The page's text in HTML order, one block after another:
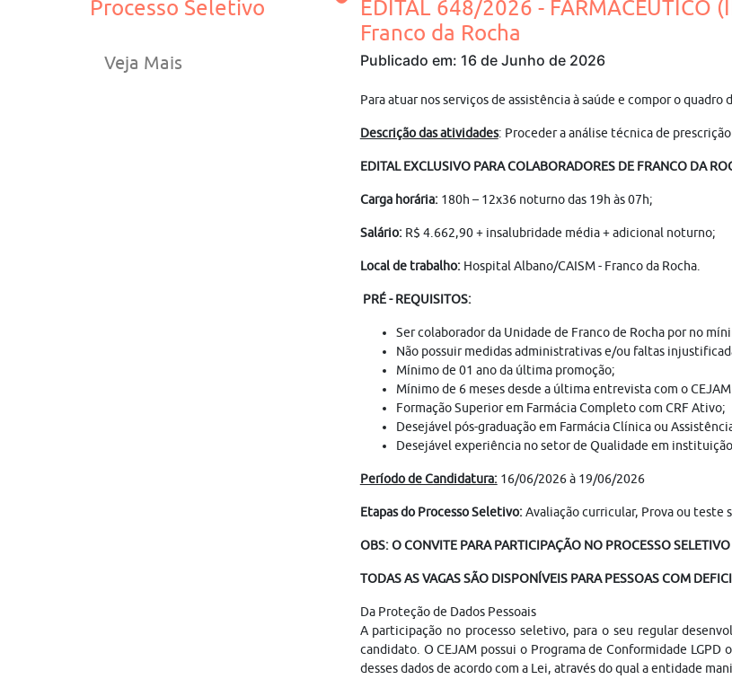
Processo Seletivo
Veja Mais
EDITAL 648/2026 - FARMACÊUTICO
Franco da Rocha
Publicado em: 16 de Junho de 2026
Para atuar nos serviços de assistência à saúde e compor o quadro
Descrição das atividades: Proceder a análise técnica de
EDITAL EXCLUSIVO PARA COLABORADORES DE FRANCO DA
Carga horária:180h – 12x36 noturno das 19h às 07h;
Salário:R$ 4.662,90 + insalubridade média + adicional noturno;
Local de trabalho: Hospital Albano/CAISM - Franco da Rocha.
PRÉ - REQUISITOS:
Ser colaborador da Unidade de Franco de Rocha por no
Não possuir medidas administrativas e/ou faltas
Mínimo de 01 ano da última promoção;
Mínimo de 6 meses desde a última entrevista com o
Formação Superior em Farmácia Completo com CRF Ativo;
Desejável pós-graduação em Farmácia Clínica ou
Desejável experiência no setor de Qualidade em
Período de Candidatura: 16/06/2026 à 19/06/2026
Etapas do Processo Seletivo:Avaliação curricular, Prova ou teste
OBS: O CONVITE PARA PARTICIPAÇÃO NO PROCESSO
TODAS AS VAGAS SÃO DISPONÍVEIS PARA PESSOAS COM
Da Proteção de Dados Pessoais
A participação no processo seletivo, para o seu regular
candidato. O CEJAM possui o Programa de Conformidade
desses dados de acordo com a Lei, através do qual a entidade